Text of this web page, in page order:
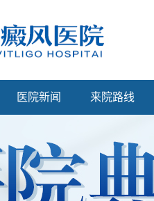
医院新闻 来院路线